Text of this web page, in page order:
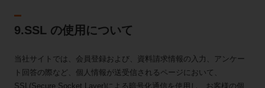
9.SSL の使用について
当社サイトでは、会員登録および、資料請求情報の入力、アンケー
ト回答の際など、個人情報が送受信されるページにおいて、
SSL(Secure Socket Layer)による暗号化通信を使用し、お客様の個